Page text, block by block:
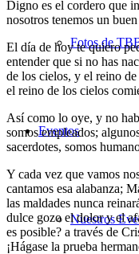
Fotos de
Eventos
Nuestros
Digno es el cordero que
nosotros tenemos un
El día de hoy te quiero
entender que si no has
de los cielos, y el reino
el reino de los cielos
Así como lo oye, y no
somos empleados;
sacerdotes, somos
Y cada vez que vamos
cantamos esa alabanza;
las maldades nunca
dulce gozo el dolor y el
es posible? a través de
¡Hágase la prueba